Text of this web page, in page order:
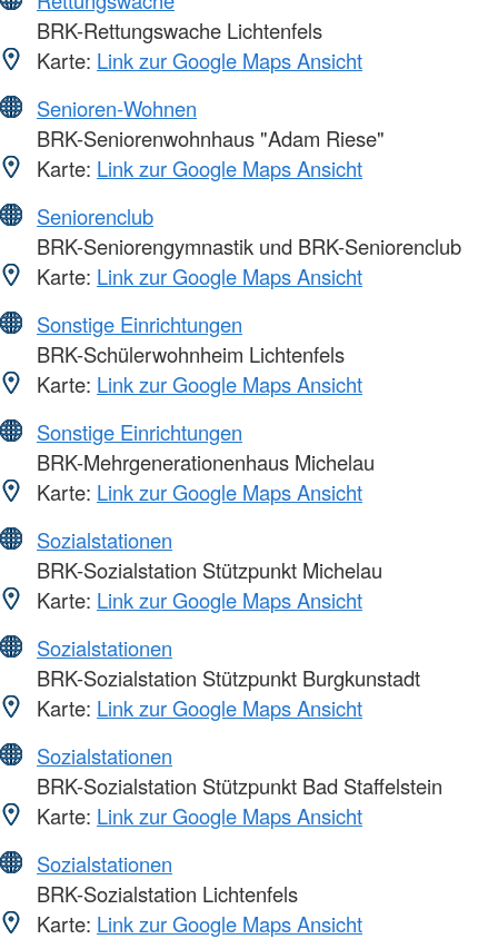
BRK-Rettungswache Lichtenfels
Karte: Link zur Google Maps Ansicht
Senioren-Wohnen
BRK-Seniorenwohnhaus "Adam Riese"
Karte: Link zur Google Maps Ansicht
Seniorenclub
BRK-Seniorengymnastik und BRK-Seniorenclub
Karte: Link zur Google Maps Ansicht
Sonstige Einrichtungen
BRK-Schülerwohnheim Lichtenfels
Karte: Link zur Google Maps Ansicht
Sonstige Einrichtungen
BRK-Mehrgenerationenhaus Michelau
Karte: Link zur Google Maps Ansicht
Sozialstationen
BRK-Sozialstation Stützpunkt Michelau
Karte: Link zur Google Maps Ansicht
Sozialstationen
BRK-Sozialstation Stützpunkt Burgkunstadt
Karte: Link zur Google Maps Ansicht
Sozialstationen
BRK-Sozialstation Stützpunkt Bad Staffelstein
Karte: Link zur Google Maps Ansicht
Sozialstationen
BRK-Sozialstation Lichtenfels
Karte: Link zur Google Maps Ansicht